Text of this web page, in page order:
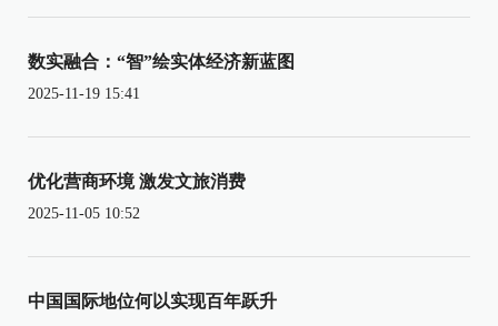
数实融合：“智”绘实体经济新蓝图
2025-11-19 15:41
优化营商环境 激发文旅消费
2025-11-05 10:52
中国国际地位何以实现百年跃升